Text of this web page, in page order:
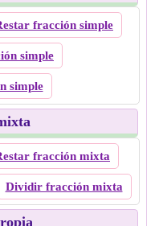
fracción simple
simple
simple
fracción mixta
Dividir fracción mixta